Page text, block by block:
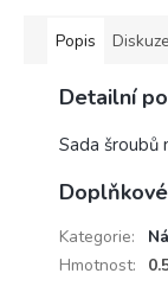
Popis Diskuze
Detailní
Sada šroubů
Kategorie:
Hmotnost: